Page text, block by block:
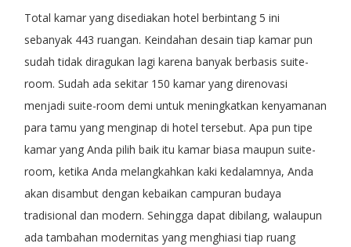
Total kamar yang disediakan hotel berbintang 5 ini
sebanyak 443 ruangan. Keindahan desain tiap kamar pun
sudah tidak diragukan lagi karena banyak berbasis suite-
room. Sudah ada sekitar 150 kamar yang direnovasi
menjadi suite-room demi untuk meningkatkan kenyamanan
para tamu yang menginap di hotel tersebut. Apa pun tipe
kamar yang Anda pilih baik itu kamar biasa maupun suite-
room, ketika Anda melangkahkan kaki kedalamnya, Anda
akan disambut dengan kebaikan campuran budaya
tradisional dan modern. Sehingga dapat dibilang, walaupun
ada tambahan modernitas yang menghiasi tiap ruang